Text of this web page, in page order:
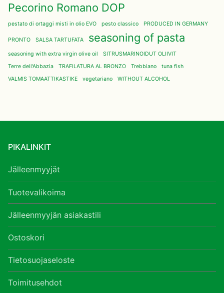
Pecorino Romano DOP
pestato di ortaggi misti in olio EVO pesto classico PRODUCED IN GERMANY
PRONTO SALSA TARTUFATA seasoning of pasta
seasoning with extra virgin olive oil
SITRUSMARINOIDUT OLIIVIT
Terre dell'Abbazia
TRAFILATURA AL BRONZO Trebbiano
tuna fish
VALMIS TOMAATTIKASTIKE
vegetariano WITHOUT ALCOHOL
PIKALINKIT
Jälleenmyyjät
Tuotevalikoima
Jälleenmyyjän asiakastili
Ostoskori
Tietosuojaseloste
Toimitusehdot